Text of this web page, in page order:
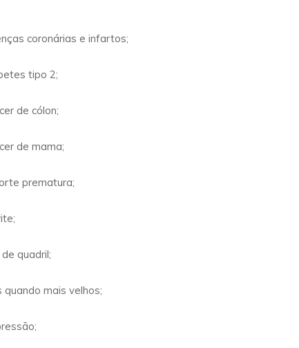
coronárias e infartos;
tipo 2;
de cólon;
de mama;
prematura;
quadril;
mais velhos;